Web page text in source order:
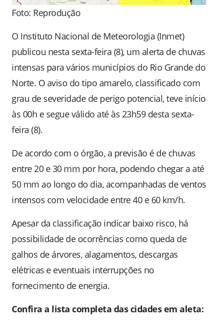
Foto: Reprodução
O Instituto Nacional de Meteorologia (Inmet)
publicou nesta sexta-feira (8), um alerta de chuvas
intensas para vários municípios do Rio Grande do
Norte. O aviso do tipo amarelo, classificado com
grau de severidade de perigo potencial, teve início
às 00h e segue válido até às 23h59 desta sexta-
feira (8).
De acordo com o órgão, a previsão é de chuvas
entre 20 e 30 mm por hora, podendo chegar a até
50 mm ao longo do dia, acompanhadas de ventos
intensos com velocidade entre 40 e 60 km/h.
Apesar da classificação indicar baixo risco, há
possibilidade de ocorrências como queda de
galhos de árvores, alagamentos, descargas
elétricas e eventuais interrupções no
fornecimento de energia.
Confira a lista completa das cidades em aleta: